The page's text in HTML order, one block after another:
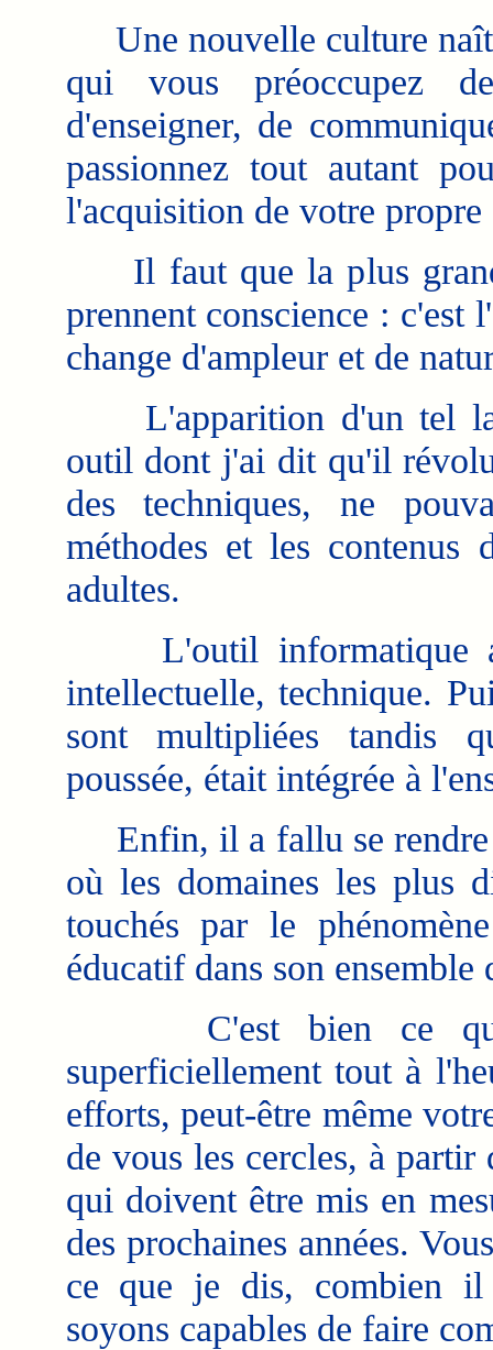
Une nouvelle culture naît
qui vous préoccupez
d'enseigner, de
passionnez tout autant
l'acquisition de votre propre
Il faut que la plus
prennent conscience : c'est
change d'ampleur et de
L'apparition d'un tel
outil dont j'ai dit qu'il
des techniques, ne
méthodes et les contenus
adultes.
L'outil informatique a
intellectuelle, technique.
sont multipliées tandis
poussée, était intégrée à
Enfin, il a fallu se rendre
où les domaines les plus
touchés par le
éducatif dans son
C'est bien ce que
superficiellement tout à
efforts, peut-être même
de vous les cercles, à partir
qui doivent être mis en
des prochaines années.
ce que je dis, combien il
soyons capables de faire